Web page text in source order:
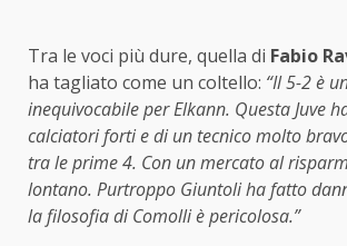
Tra le voci più dure, quella di Fabio
ha tagliato come un coltello: “Il 5-2 è
inequivocabile per Elkann. Questa Juve
calciatori forti e di un tecnico molto
tra le prime 4. Con un mercato al
lontano. Purtroppo Giuntoli ha fatto
la filosofia di Comolli è pericolosa.”